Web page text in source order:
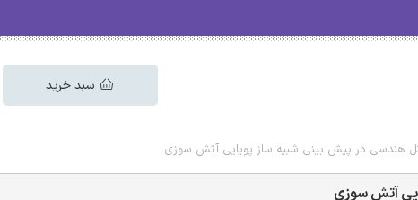
سبد خرید
هندسی در پیش بینی شبیه ساز پویایی آتش سوزی
آتش سوزی